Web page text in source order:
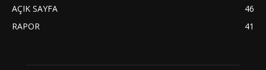
AÇIK SAYFA
46
RAPOR
41